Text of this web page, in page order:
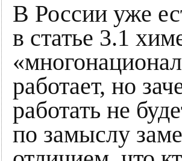
В России уже
в статье 3.1
работает, но
работать не
по замыслу